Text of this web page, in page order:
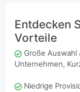
Entdecken
Vorteile
Große
Unternehmen,
Niedrige